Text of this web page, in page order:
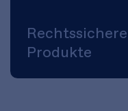
Rechtssichere
Produkte